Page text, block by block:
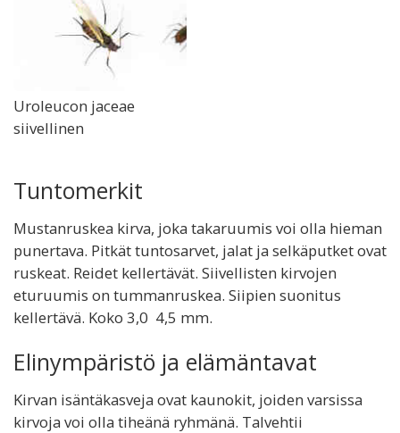
Uroleucon jaceae
siivellinen
Tuntomerkit
Mustanruskea kirva, joka takaruumis voi olla hieman
punertava. Pitkät tuntosarvet, jalat ja selkäputket ovat
ruskeat. Reidet kellertävät. Siivellisten kirvojen
eturuumis on tummanruskea. Siipien suonitus
kellertävä. Koko 3,0  4,5 mm.
Elinympäristö ja elämäntavat
Kirvan isäntäkasveja ovat kaunokit, joiden varsissa
kirvoja voi olla tiheänä ryhmänä. Talvehtii